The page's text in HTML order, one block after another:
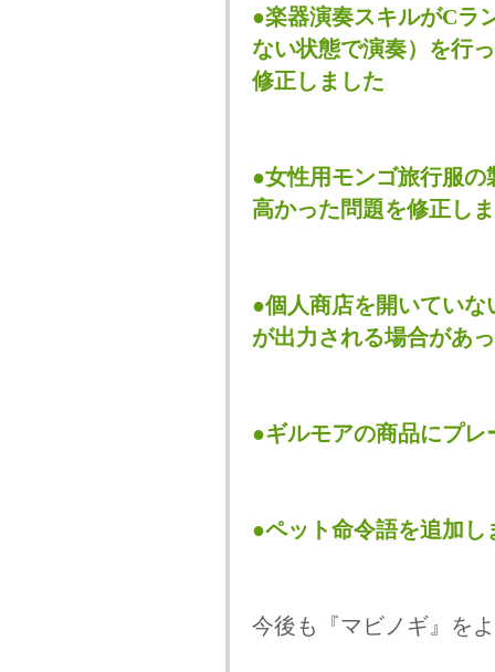
●楽器演奏スキルがCラ
ない状態で演奏）を行
修正しました
●女性用モンゴ旅行服
高かった問題を修正し
●個人商店を開いてい
が出力される場合があ
●ギルモアの商品にプ
●ペット命令語を追加
今後も『マビノギ』を